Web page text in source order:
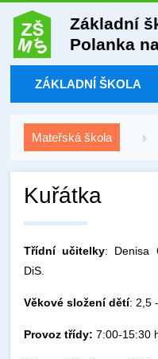
Základní
Polanka
ZÁKLADNÍ ŠKOLA
Mateřská škola
Kuřátka
Třídní učitelky: Denisa
DiS.
Věkové složení dětí: 2,5
Provoz třídy: 7:00-15:30